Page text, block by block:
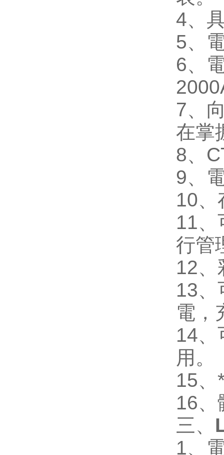
4、
5、
6、
7、
在掌
8、
9、
10、
11、
行管
12、
13、
電，
14、
用。
15、
16、
三、
1、